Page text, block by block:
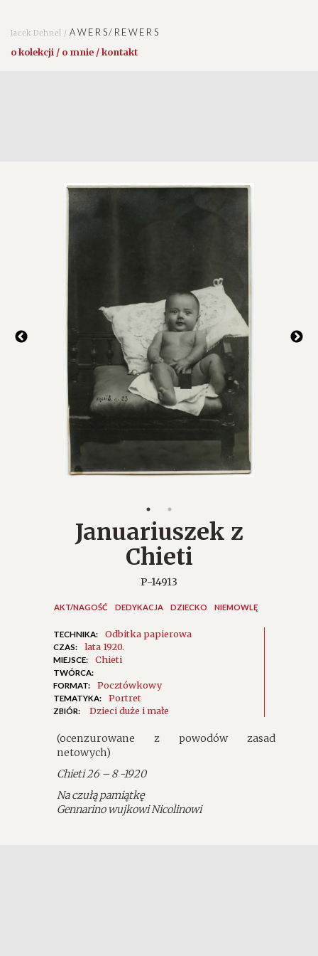
Jacek Dehnel /AWERS/REWERS
o kolekcji / o mnie / kontakt
Januariuszek z
Chieti
P-14913
AKT/NAGOŚĆ DEDYKACJA DZIECKO NIEMOWLĘ
TECHNIKA: Odbitka papierowa
CZAS: lata 1920.
MIEJSCE: Chieti
TWÓRCA:
FORMAT:
Pocztówkowy
TEMATYKA: Portret
ZBIÓR: Dzieci duże i małe
(ocenzurowane z powodów zasad
netowych)
Chieti 26 – 8 -1920
Na czułą pamiątkę
Gennarino wujkowi Nicolinowi